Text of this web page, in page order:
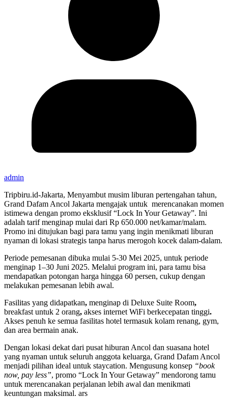
admin
Tripbiru.id-Jakarta, Menyambut musim liburan pertengahan tahun,
Grand Dafam Ancol Jakarta mengajak untuk merencanakan momen
istimewa dengan promo eksklusif “Lock In Your Getaway”. Ini
adalah tarif menginap mulai dari Rp 650.000 net/kamar/malam.
Promo ini ditujukan bagi para tamu yang ingin menikmati liburan
nyaman di lokasi strategis tanpa harus merogoh kocek dalam-dalam.
Periode pemesanan dibuka mulai 5-30 Mei 2025, untuk periode
menginap 1–30 Juni 2025. Melalui program ini, para tamu bisa
mendapatkan potongan harga hingga 60 persen, cukup dengan
melakukan pemesanan lebih awal.
Fasilitas yang didapatkan, menginap di Deluxe Suite Room,
breakfast untuk 2 orang, akses internet WiFi berkecepatan tinggi.
Akses penuh ke semua fasilitas hotel termasuk kolam renang, gym,
dan area bermain anak.
Dengan lokasi dekat dari pusat hiburan Ancol dan suasana hotel
yang nyaman untuk seluruh anggota keluarga, Grand Dafam Ancol
menjadi pilihan ideal untuk staycation. Mengusung konsep “book
now, pay less”, promo “Lock In Your Getaway” mendorong tamu
untuk merencanakan perjalanan lebih awal dan menikmati
keuntungan maksimal. ars